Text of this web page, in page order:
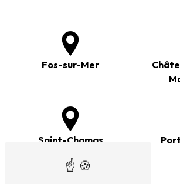
Fos-sur-Mer
Saint-Chamas